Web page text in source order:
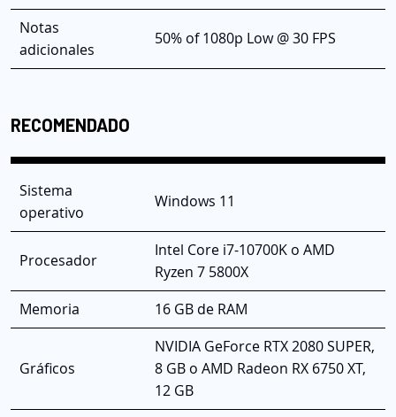
Notas
adicionales
50% of 1080p Low @ 30 FPS
RECOMENDADO
Sistema
operativo
Windows 11
Procesador
Intel Core i7-10700K o AMD
Ryzen 7 5800X
Memoria
16 GB de RAM
Gráficos
NVIDIA GeForce RTX 2080 SUPER,
8 GB o AMD Radeon RX 6750 XT,
12 GB